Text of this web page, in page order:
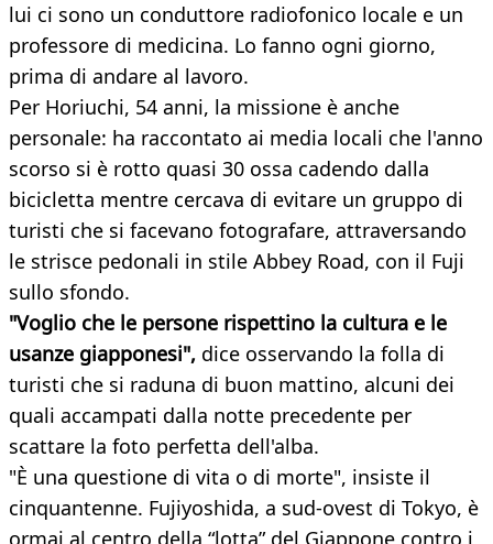
lui ci sono un conduttore radiofonico locale e un
professore di medicina. Lo fanno ogni giorno,
prima di andare al lavoro.
Per Horiuchi, 54 anni, la missione è anche
personale: ha raccontato ai media locali che l'anno
scorso si è rotto quasi 30 ossa cadendo dalla
bicicletta mentre cercava di evitare un gruppo di
turisti che si facevano fotografare, attraversando
le strisce pedonali in stile Abbey Road, con il Fuji
sullo sfondo.
"Voglio che le persone rispettino la cultura e le
usanze giapponesi", dice osservando la folla di
turisti che si raduna di buon mattino, alcuni dei
quali accampati dalla notte precedente per
scattare la foto perfetta dell'alba.
"È una questione di vita o di morte", insiste il
cinquantenne. Fujiyoshida, a sud-ovest di Tokyo, è
ormai al centro della “lotta” del Giappone contro i